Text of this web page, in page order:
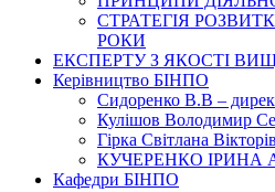
СТРАТЕГІЯ
РОКИ
ЕКСПЕРТУ З ЯКОСТІ
Керівництво БІНПО
Сидоренко В.В –
Кулішов Володимир
Гірка Світлана
КУЧЕРЕНКО ІРИНА
Кафедри БІНПО